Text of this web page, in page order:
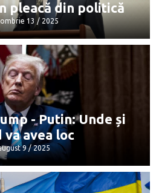
pleacă din politică
13 / 2025
pleacă din politică
13 / 2025
- Putin: Unde și
va avea loc
9 / 2025